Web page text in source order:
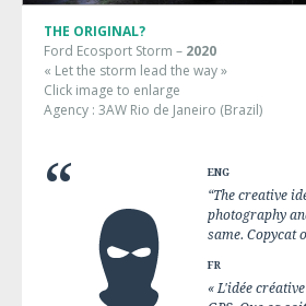
THE ORIGINAL?
Ford Ecosport Storm – 2020
« Let the storm lead the way »
Click image to enlarge
Agency : 3AW Rio de Janeiro (Brazil)
ENG
“The creative
photography
same. Copycat
FR
« L'idée